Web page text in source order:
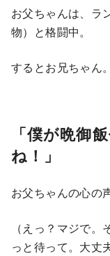
お父ちゃんは、ラ
物）と格闘中。
するとお兄ちゃん。
「僕が晩御
ね！」
お父ちゃんの心の
（えっ？マジで
っと待って。大丈